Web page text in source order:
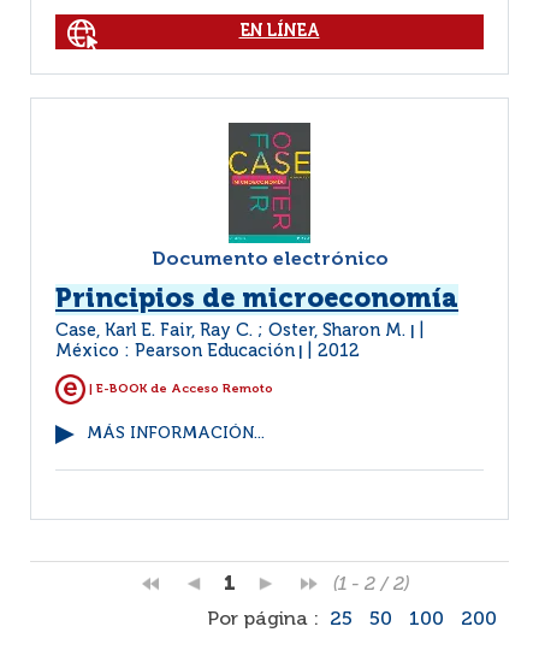
EN LÍNEA
Documento electrónico
Principios de microeconomía
Case, Karl E. Fair, Ray C. ; Oster, Sharon M.
México : Pearson Educación 2012
| E-BOOK de Acceso Remoto
MÁS INFORMACIÓN...
1
(1 - 2 / 2)
Por página :
25 50 100 200